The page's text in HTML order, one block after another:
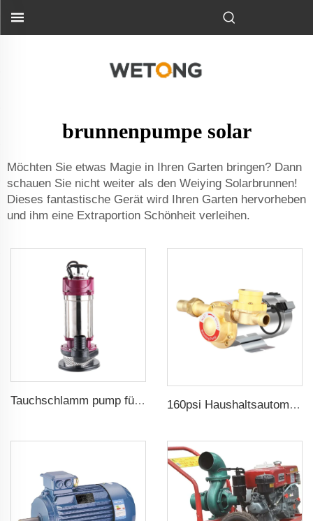
brunnenpumpe solar
Möchten Sie etwas Magie in Ihren Garten bringen? Dann
schauen Sie nicht weiter als den Weiying Solarbrunnen!
Dieses fantastische Gerät wird Ihren Garten hervorheben
und ihm eine Extraportion Schönheit verleihen.
Tauchschlamm pump für schmutziges Wasser 160psi Haushaltsautomatische Boosterwasserpumpe